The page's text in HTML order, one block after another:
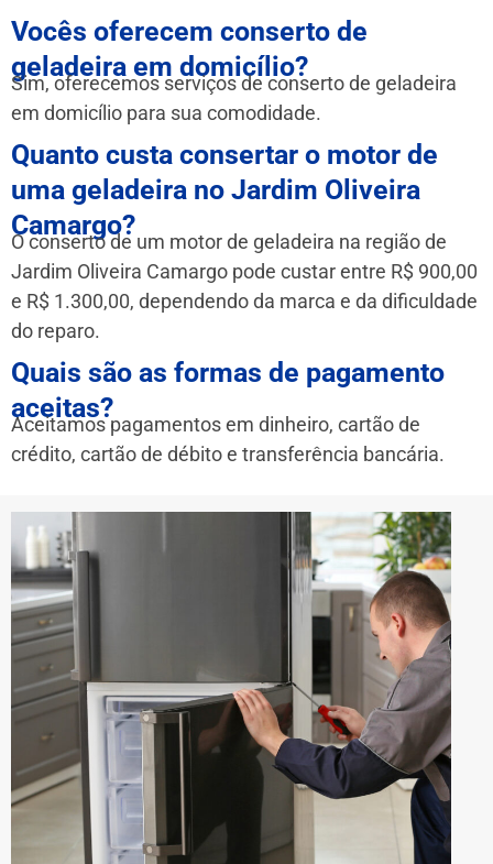
Vocês oferecem conserto de
geladeira em domicílio?
Sim, oferecemos serviços de conserto de geladeira
em domicílio para sua comodidade.
Quanto custa consertar o motor de
uma geladeira no Jardim Oliveira
Camargo?
O conserto de um motor de geladeira na região de
Jardim Oliveira Camargo pode custar entre R$ 900,00
e R$ 1.300,00, dependendo da marca e da dificuldade
do reparo.
Quais são as formas de pagamento
aceitas?
Aceitamos pagamentos em dinheiro, cartão de
crédito, cartão de débito e transferência bancária.